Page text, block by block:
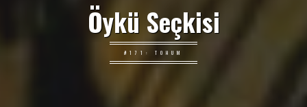
Öykü Seçkisi
#171: TOHUM